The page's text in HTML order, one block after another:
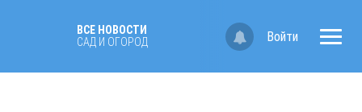
ВСЕ НОВОСТИ
САД И ОГОРОД
Войти